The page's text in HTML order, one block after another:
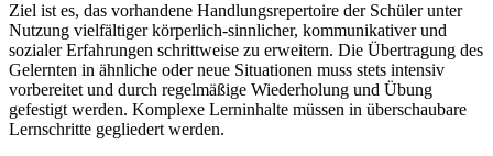
Ziel ist es, das vorhandene Handlungsrepertoire der Schüler unter
Nutzung vielfältiger körperlich-sinnlicher, kommunikativer und
sozialer Erfahrungen schrittweise zu erweitern. Die Übertragung des
Gelernten in ähnliche oder neue Situationen muss stets intensiv
vorbereitet und durch regelmäßige Wiederholung und Übung
gefestigt werden. Komplexe Lerninhalte müssen in überschaubare
Lernschritte gegliedert werden.